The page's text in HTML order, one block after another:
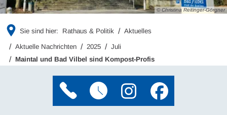
© Christina Reitinger-Görgner
Sie sind hier: Rathaus & Politik Aktuelles
Aktuelle Nachrichten 2025
Juli
Maintal und Bad Vilbel sind Kompost-Profis